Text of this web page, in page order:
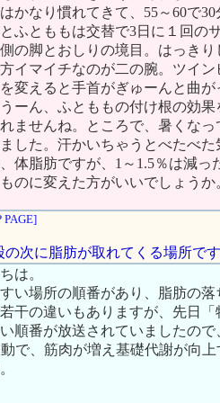
かなり慣れてきて、55～60で
ふとももは交替で3日に１回の
の脚とおしりの境目。はっき
イマイチなのが二の腕。ツイ
変えると手首がぎゅーんと曲
ーん、ふとももの付け根の効
ませんね。ところで、暑くな
した。汗かいちゃうとべたべ
体脂肪ですが、1～1.5％は減
のに変えた方がいいでしょう
PAGE]
の次に脂肪が取れてくる場所です
は。
い場所の順番があり、脂肪の
干の違いもありますが、先日
順番が放送されていましたの
で、筋肉が増え基礎代謝が向